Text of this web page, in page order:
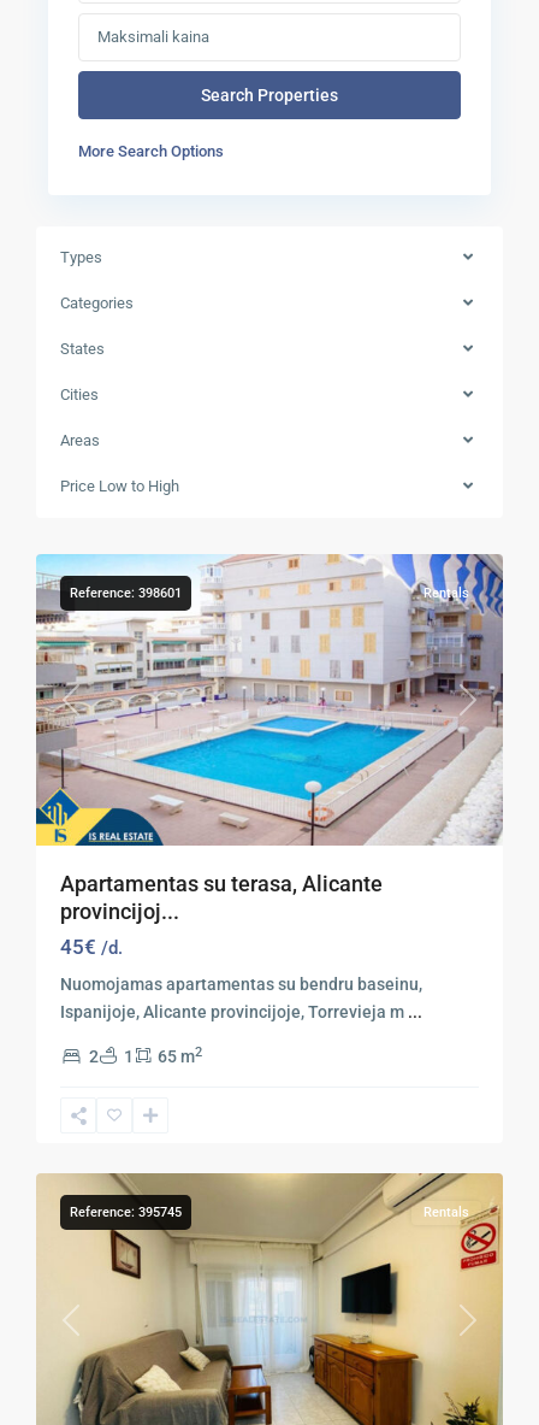
More Search Options
Types
Categories
States
Cities
Areas
Price Low to High
Previous Next
Reference: 398601 Rentals
Apartamentas su terasa, Alicante
provincijoj...
45€ /d.
Nuomojamas apartamentas su bendru baseinu,
Ispanijoje, Alicante provincijoje, Torrevieja m ...
2 1 65 m2
Previous Next
Reference: 395745 Rentals